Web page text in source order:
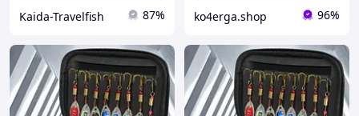
Kaida-Travelfish 87% ko4erga.shop 96%